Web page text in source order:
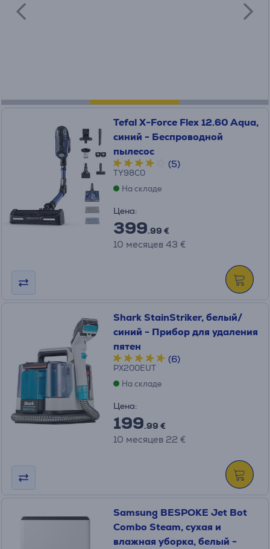
Tefal X-Force Flex 12.60 Aqua,
синий - Беспроводной
пылесос
(5)
TY98C0
На складе
Цена:
399.99 €
10 месяцев 43 €
Shark StainStriker, белый/
синий - Прибор для удаления
пятен
(6)
PX200EUT
На складе
Цена:
199.99 €
10 месяцев 22 €
Samsung BESPOKE Jet Bot
Combo Steam, сухая и
влажная уборка, белый -